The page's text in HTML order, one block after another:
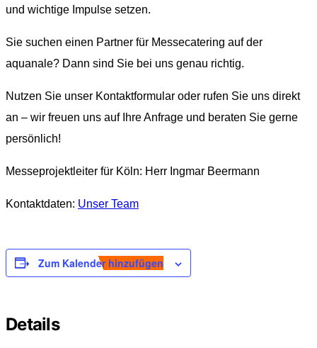
und wichtige Impulse setzen.
Sie suchen einen Partner für Messecatering auf der
aquanale? Dann sind Sie bei uns genau richtig.
Nutzen Sie unser Kontaktformular oder rufen Sie uns direkt
an – wir freuen uns auf Ihre Anfrage und beraten Sie gerne
persönlich!
Messeprojektleiter für Köln: Herr Ingmar Beermann
Kontaktdaten: Unser Team
Zum Kalender hinzufügen
Details